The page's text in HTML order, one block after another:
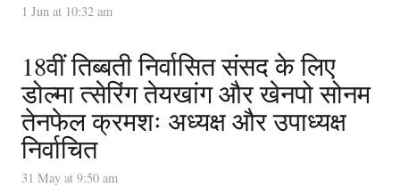
1 Jun at 10:32 am
18वीं तिब्बती निर्वासित संसद के लिए
डोल्मा त्सेरिंग तेयखांग और खेनपो सोनम
तेनफेल क्रमशः अध्यक्ष और उपाध्यक्ष
निर्वाचित
31 May at 9:50 am